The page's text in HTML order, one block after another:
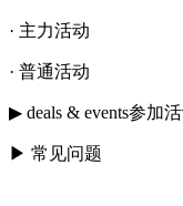
· 主力活动
· 普通活动
▶ deals & events参加
▶ 常见问题